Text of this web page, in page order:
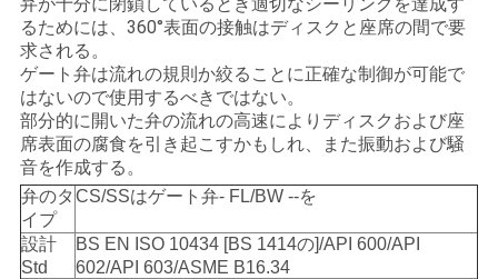
な
さ
い
地
図
弁が十分に閉鎖しているとき適切なシーリングを達成す
るためには、360°表面の接触はディスクと座席の間で要
求される。
ゲート弁は流れの規則か絞ることに正確な制御が可能で
はないので使用するべきではない。
部分的に開いた弁の流れの高速によりディスクおよび座
席表面の腐食を引き起こすかもしれ、また振動および騒
音を作成する。
弁のタ
イプ
CS/SSはゲート弁- FL/BW --を
設計
Std
BS EN ISO 10434 [BS 1414の]/API 600/API
602/API 603/ASME B16.34